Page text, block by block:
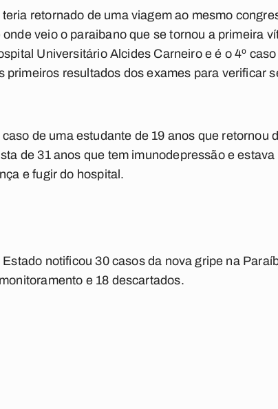
retornado de uma viagem ao mesmo
veio o paraibano que se tornou a primeira
Universitário Alcides Carneiro e é o 4º
primeiros resultados dos exames para verificar
de uma estudante de 19 anos que retornou
de 31 anos que tem imunodepressão e
e fugir do hospital.
notificou 30 casos da nova gripe na
e 18 descartados.